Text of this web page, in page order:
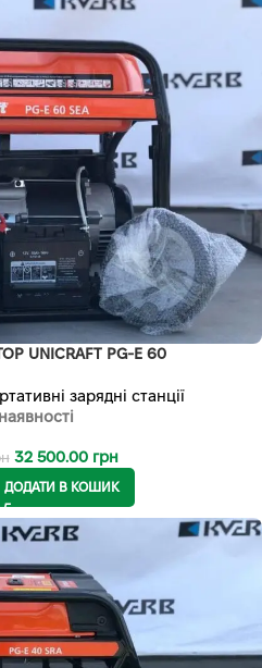
UNICRAFT PG-E 60
зарядні станції
32 500.00 грн
ДОДАТИ В КОШИК